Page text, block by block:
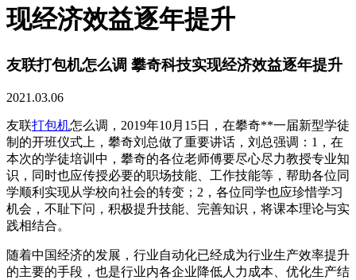
现经济效益逐年提升
友联打包机怎么调 攀奇科技实现经济效益逐年提升
2021.03.06
友联打包机怎么调，2019年10月15日，在攀奇**一届新型学徒
制的开班仪式上，攀奇刘总做了重要讲话，刘总强调：1，在
本次的学徒培训中，攀奇的各位老师傅要尽心尽力教授专业知
识，同时也应传授必要的职场技能、工作技能等，帮助各位同
学顺利实现从学校向社会的转变；2，各位同学也应珍惜学习
机会，不耻下问，积极提升技能、完善知识，将课本理论与实
践相结合。
随着中国经济的发展，行业自动化已经成为行业生产效率提升
的主要的手段，也是行业内各企业降低人力成本、优化生产结